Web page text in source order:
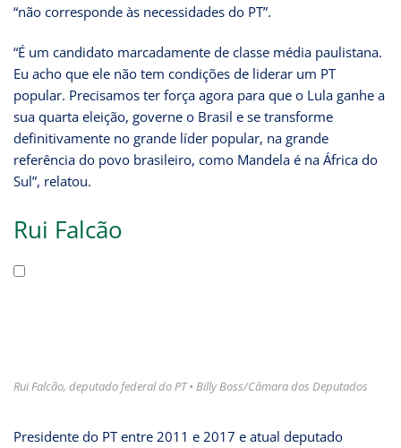
“não corresponde às necessidades do PT”.
“É um candidato marcadamente de classe média paulistana.
Eu acho que ele não tem condições de liderar um PT
popular. Precisamos ter força agora para que o Lula ganhe a
sua quarta eleição, governe o Brasil e se transforme
definitivamente no grande líder popular, na grande
referência do povo brasileiro, como Mandela é na África do
Sul”, relatou.
Rui Falcão
Rui Falcão, deputado federal do PT • Billy Boss/Câmara dos Deputados
Presidente do PT entre 2011 e 2017 e atual deputado